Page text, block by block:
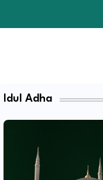
Idul Adha